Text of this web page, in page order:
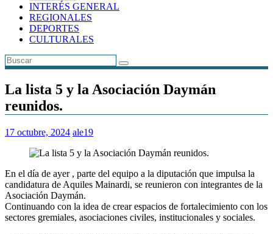
INTERÉS GENERAL
REGIONALES
DEPORTES
CULTURALES
La lista 5 y la Asociación Daymán
reunidos.
17 octubre, 2024 ale19
En el día de ayer , parte del equipo a la diputación que impulsa la
candidatura de Aquiles Mainardi, se reunieron con integrantes de la
Asociación Daymán.
Continuando con la idea de crear espacios de fortalecimiento con los
sectores gremiales, asociaciones civiles, institucionales y sociales.